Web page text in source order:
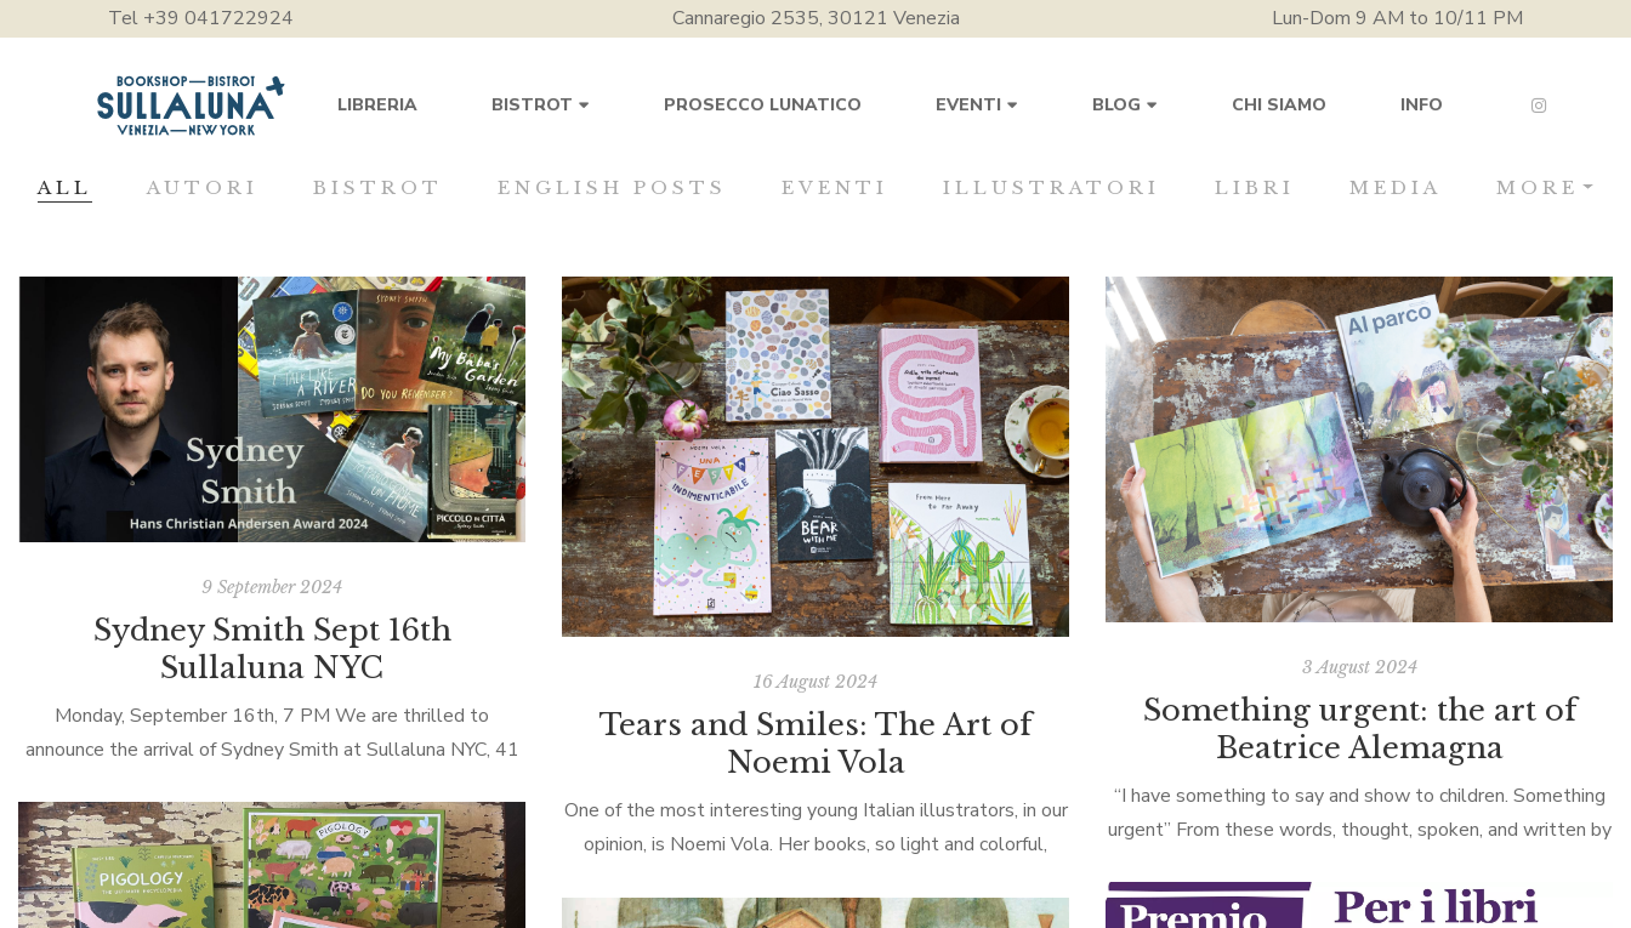
Tel +39 041722924 Cannaregio 2535, 30121 Venezia Lun-Dom 9 AM to 10/11 PM
LIBRERIA BISTROT PROSECCO LUNATICO EVENTI BLOG CHI SIAMO INFO
ALL AUTORI BISTROT ENGLISH POSTS EVENTI ILLUSTRATORI LIBRI MEDIA MORE
9 September 2024
Sydney Smith Sept 16th
Sullaluna NYC
Monday, September 16th, 7 PM We are thrilled to
announce the arrival of Sydney Smith at Sullaluna NYC, 41
[…]
16 August 2024
Tears and Smiles: The Art of
Noemi Vola
One of the most interesting young Italian illustrators, in our
opinion, is Noemi Vola. Her books, so light and colorful,
[…]
3 August 2024
Something urgent: the art of
Beatrice Alemagna
“I have something to say and show to children. Something
urgent” From these words, thought, spoken, and written by
determination, and clarity […]